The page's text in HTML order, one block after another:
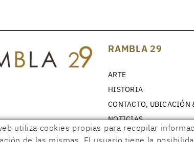
RAMBLA 29
ARTE
HISTORIA
CONTACTO, UBICACIÓN
NOTICIAS
utiliza cookies propias para recopilar
de las mismas. El usuario tiene la